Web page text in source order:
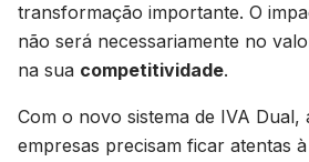
transformação importante. O
não será necessariamente no
na sua competitividade.
Com o novo sistema de IVA Dual,
empresas precisam ficar atentas